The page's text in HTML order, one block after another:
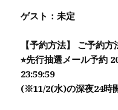
ゲスト：未定
【予約方法】 ご予約
⭐︎先行抽選メール予約
23:59:59
(※11/2(水)の深夜24時